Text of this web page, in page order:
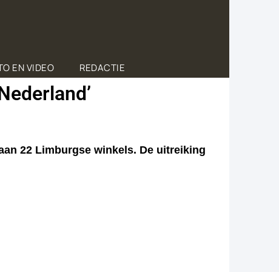
EN VIDEO REDACTIE
22 Limburgse winkels. De uitreiking